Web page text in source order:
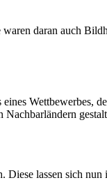
daran auch
lassen sich